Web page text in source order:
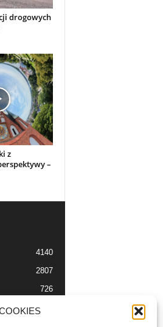
drogowych
z
–
4140
2807
726
712